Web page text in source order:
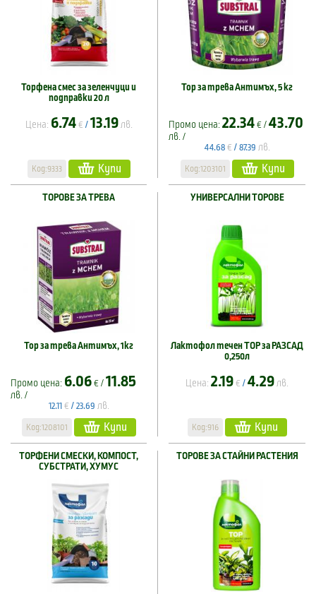
Торфена смес за зеленчуци и
подправки 20 л
Цена: 6.74 € / 13.19 лв.
Код:9333 Купи
Тор за трева Антимъх, 5 кг
Промо цена: 22.34 € / 43.70
лв. /
44.68 € / 87.39 лв.
Код:1203101 Купи
ТОРОВЕ ЗА ТРЕВА
Тор за трева Антимъх, 1кг
Промо цена: 6.06 € / 11.85
лв. /
12.11 € / 23.69 лв.
Код:1208101 Купи
УНИВЕРСАЛНИ ТОРОВЕ
Лактофол течен ТОР за РАЗСАД
0,250л
Цена: 2.19 € / 4.29 лв.
Код:916 Купи
ТОРФЕНИ СМЕСКИ, КОМПОСТ,
СУБСТРАТИ, ХУМУС
ТОРОВЕ ЗА СТАЙНИ РАСТЕНИЯ